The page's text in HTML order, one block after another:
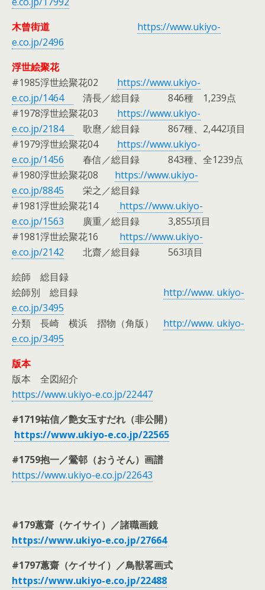
木曾街道
https://www.ukiyo-
e.co.jp/2496
浮世絵聚花
#1985浮世絵聚花02 https://www.ukiyo-
e.co.jp/1464
清長／総目録 846種 1,239点
#1978浮世絵聚花03 https://www.ukiyo-
e.co.jp/2184
歌麿／総目録 867種、2,442項目
#1979浮世絵聚花04 https://www.ukiyo-
e.co.jp/1456 春信／総目録 843種、全1239点
#1980浮世絵聚花08 https://www.ukiyo-
e.co.jp/8845 栄之／総目録
#1981浮世絵聚花14
https://www.ukiyo-
e.co.jp/1563 廣重／総目録 3,855項目
#1981浮世絵聚花16 https://www.ukiyo-
e.co.jp/2142 北齋／総目録 563項目
絵師 総目録
絵師別 総目録 http://www. ukiyo-
e.co.jp/3495
分類 長崎 横浜 摺物（角版） http://www. ukiyo-
e.co.jp/3495
版本
版本 全図紹介
https://www.ukiyo-e.co.jp/22447
#1719祐信／艶女玉すだれ（非公開）
https://www.ukiyo-e.co.jp/22565
#1759抱一／鶯邨（おうそん）画譜
https://www.ukiyo-e.co.jp/22643
#179蕙齋（ケイサイ） ／諸職画鏡
https://www.ukiyo-e.co.jp/27664
#1797蕙齋（ケイサイ）／鳥獣畧画式
https://www.ukiyo-e.co.jp/22488